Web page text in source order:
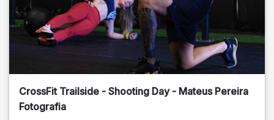
CrossFit Trailside - Shooting Day - Mateus Pereira
Fotografia